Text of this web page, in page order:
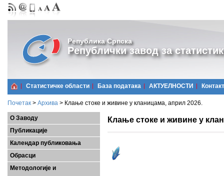
Република Српска
Републички завод за
Статистичке области Базa података АКТУЕЛНОСТИ Контакт
Почетак > Архива > Клање стоке и живине у кланицама, април 2026.
О Заводу
Публикације
Календар публиковања
Обрасци
Методологије и
Клање стоке и живине у